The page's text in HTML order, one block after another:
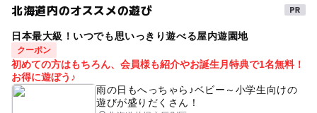
北海道内のオススメの遊び
日本最大級！いつでも思いっきり遊べる屋内遊園地
クーポン
初めての方はもちろん、会員様も紹介やお誕生月特典で1名無料！
お得に遊ぼう♪
雨の日もへっちゃら♪ベビー～小学生向けの
遊びが盛りだくさん！